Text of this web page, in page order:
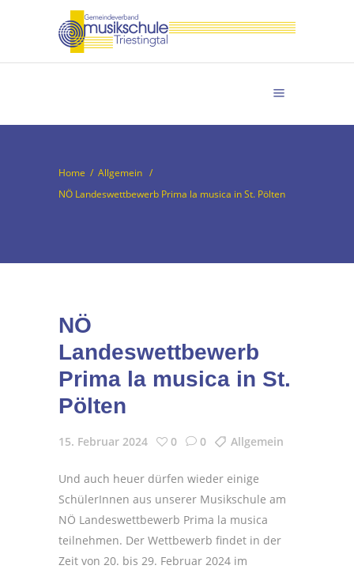
Home / Allgemein /
NÖ Landeswettbewerb Prima la musica in St. Pölten
NÖ
Landeswettbewerb
Prima la musica in St.
Pölten
15. Februar 2024 0 0 Allgemein
Und auch heuer dürfen wieder einige
SchülerInnen aus unserer Musikschule am
NÖ Landeswettbewerb Prima la musica
teilnehmen. Der Wettbewerb findet in der
Zeit von 20. bis 29. Februar 2024 im